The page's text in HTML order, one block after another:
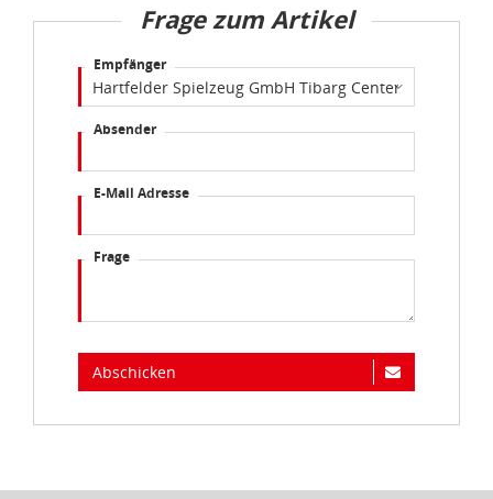
Frage zum Artikel
Empfänger
Absender
E-Mail Adresse
Frage
Abschicken